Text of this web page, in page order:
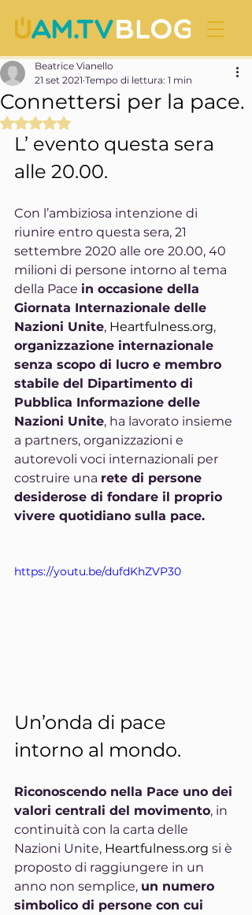
Connettersi per la pace.
Beatrice Vianello
21 set 2021 Tempo di lettura: 1 min
Valutazione NaN stelle su 5.
L’ evento questa sera
alle 20.00.
Con l’ambiziosa intenzione di
riunire entro questa sera, 21
settembre 2020 alle ore 20.00, 40
milioni di persone intorno al tema
della Pace in occasione della
Giornata Internazionale delle
Nazioni Unite, Heartfulness.org,
organizzazione internazionale
senza scopo di lucro e membro
stabile del Dipartimento di
Pubblica Informazione delle
Nazioni Unite, ha lavorato insieme
a partners, organizzazioni e
autorevoli voci internazionali per
costruire una rete di persone
desiderose di fondare il proprio
vivere quotidiano sulla pace.
https://youtu.be/dufdKhZVP30
Un’onda di pace
intorno al mondo.
Riconoscendo nella Pace uno dei
valori centrali del movimento, in
continuità con la carta delle
Nazioni Unite, Heartfulness.org si è
proposto di raggiungere in un
anno non semplice, un numero
simbolico di persone con cui